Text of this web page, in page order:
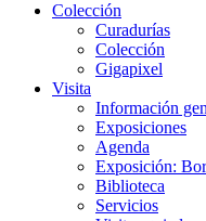
Colección
Curadurías
Colección
Gigapixel
Visita
Información
Exposiciones
Agenda
Exposición:
Biblioteca
Servicios